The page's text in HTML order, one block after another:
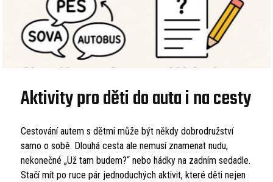
Aktivity pro děti do auta i na cesty
Cestování autem s dětmi může být někdy dobrodružství
samo o sobě. Dlouhá cesta ale nemusí znamenat nudu,
nekonečné „Už tam budem?“ nebo hádky na zadním sedadle.
Stačí mít po ruce pár jednoduchých aktivit, které děti nejen